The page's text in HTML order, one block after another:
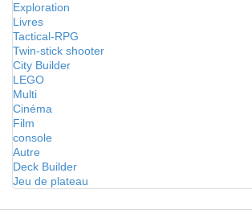
Exploration
Livres
Tactical-RPG
Twin-stick shooter
City Builder
LEGO
Multi
Cinéma
Film
console
Autre
Deck Builder
Jeu de plateau